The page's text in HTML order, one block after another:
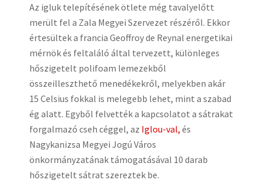
Az igluk telepítésének ötlete még tavalyelőtt
merült fel a Zala Megyei Szervezet részéről. Ekkor
értesültek a francia Geoffroy de Reynal energetikai
mérnök és feltaláló által tervezett, különleges
hőszigetelt polifoam lemezekből
összeilleszthető menedékekről, melyekben akár
15 Celsius fokkal is melegebb lehet, mint a szabad
ég alatt. Egyből felvették a kapcsolatot a sátrakat
forgalmazó cseh céggel, az Iglou-val, és
Nagykanizsa Megyei Jogú Város
önkormányzatának támogatásával 10 darab
hőszigetelt sátrat szereztek be.